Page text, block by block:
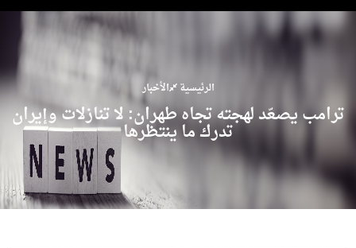
navigation
الرئيسية الأخبار
ترامب يصعّد لهجته تجاه طهران: لا تنازلات وإيران
تدرك ما ينتظرها